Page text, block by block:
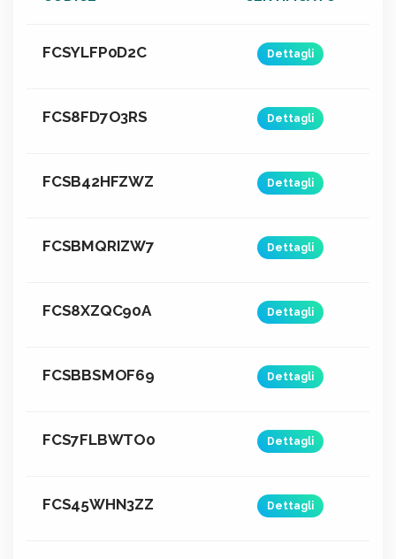
FCSYLFP0D2C Dettagli
FCS8FD7O3RS Dettagli
FCSB42HFZWZ Dettagli
FCSBMQRIZW7 Dettagli
FCS8XZQC90A Dettagli
FCSBBSMOF69 Dettagli
FCS7FLBWTO0 Dettagli
FCS45WHN3ZZ Dettagli